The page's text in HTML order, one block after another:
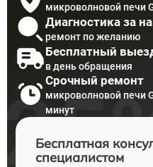
микроволновой печи
Диагностика за
ремонт по желанию
Бесплатный
в день обращения
Срочный ремонт
микроволновой печи
минут
Бесплатная
специалистом